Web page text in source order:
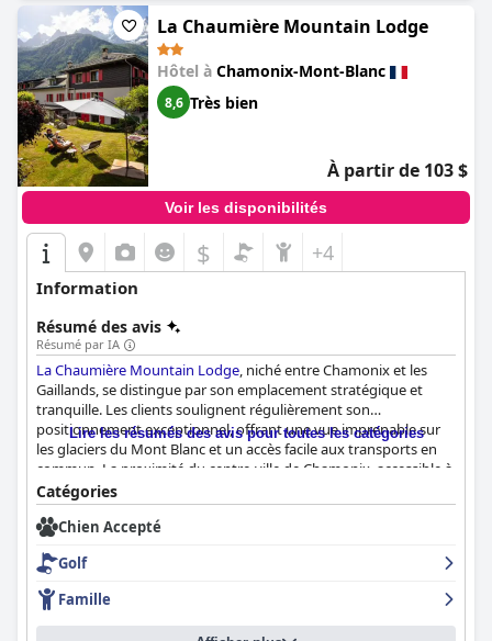
La Chaumière Mountain Lodge
Hôtel à Chamonix-Mont-Blanc
8,6 Très bien
À partir de 103 $
Voir les disponibilités
$ +4
Information
Résumé des avis
Résumé par IA
La Chaumière Mountain Lodge, niché entre Chamonix et les
Gaillands, se distingue par son emplacement stratégique et
tranquille. Les clients soulignent régulièrement son
positionnement exceptionnel, offrant une vue imprenable sur
les glaciers du Mont Blanc et un accès facile aux transports en
commun. La proximité du centre-ville de Chamonix, accessible à
quelques pas, permet aux visiteurs de profiter à la fois de
l'atmosphère sereine de la montagne et des attractions animées
à proximité.
Le petit-déjeuner proposé par le lodge est très apprécié pour sa
qualité et sa variété. Un buffet copieux et généreux garantit aux
clients d'être bien préparés pour une journée d'activités, en
particulier le ski. Le petit-déjeuner anglais est particulièrement
Lire les résumés des avis pour toutes les catégories
Catégories
Chien Accepté
Golf
Famille